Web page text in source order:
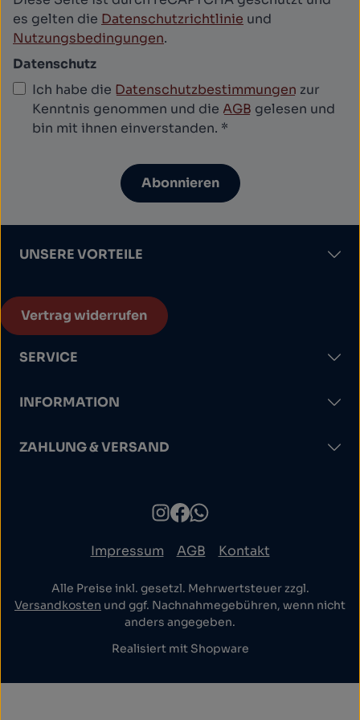
es gelten die Datenschutzrichtlinie und
Nutzungsbedingungen.
Datenschutz
Ich habe die Datenschutzbestimmungen zur
Kenntnis genommen und die AGB gelesen und
bin mit ihnen einverstanden. *
Abonnieren
UNSERE VORTEILE
Vertrag widerrufen
SERVICE
INFORMATION
ZAHLUNG & VERSAND
Impressum AGB Kontakt
Alle Preise inkl. gesetzl. Mehrwertsteuer zzgl.
Versandkosten und ggf. Nachnahmegebühren, wenn nicht
anders angegeben.
Realisiert mit Shopware